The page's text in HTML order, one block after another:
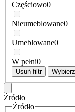
Częściowo0
Nieumeblowane0
Umeblowane0
W pełni0
Usuń filtr Wybierz
Źródło
Źródło